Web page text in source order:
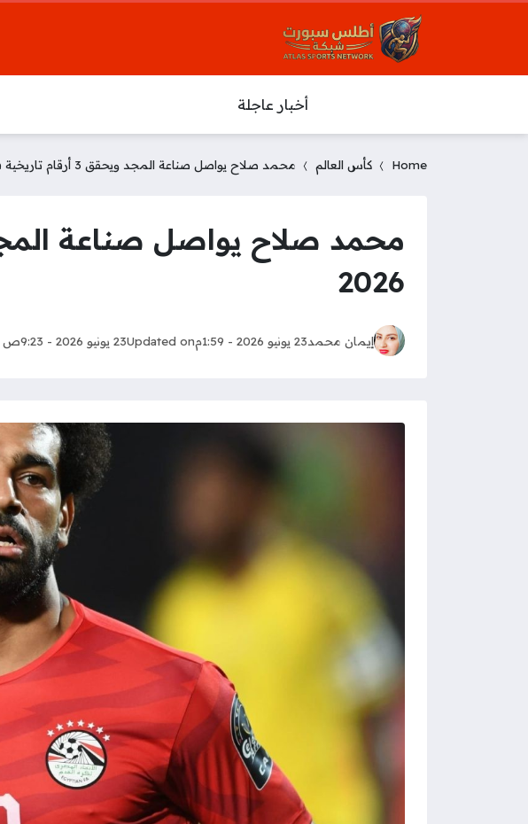
أخبار عاجلة
Home كأس العالم محمد صلاح يواصل صناعة المجد ويحقق 3 أرقام تاريخية في كأس العالم 2026
2026
إيمان محمد23 يونيو 2026 - 1:59م Updated on23 يونيو 2026 - 9:23ص